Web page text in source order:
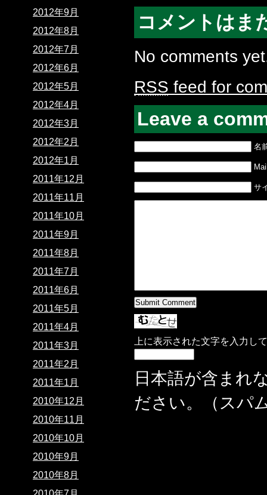
コメントはま
No comments
RSS feed for
Leave a
名
サ
上に表示された文字を入力し
日本語が含まれ
ださい。（スパ
2012年9月
2012年8月
2012年7月
2012年6月
2012年5月
2012年4月
2012年3月
2012年2月
2012年1月
2011年12月
2011年11月
2011年10月
2011年9月
2011年8月
2011年7月
2011年6月
2011年5月
2011年4月
2011年3月
2011年2月
2011年1月
2010年12月
2010年11月
2010年10月
2010年9月
2010年8月